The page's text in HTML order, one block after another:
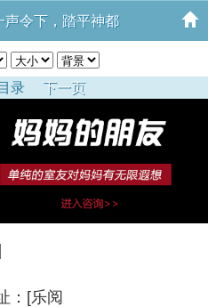
声令下，踏平神都
目录 下一页
：[乐阅